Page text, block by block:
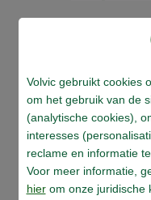
Volvic gebruikt cookies
om het gebruik van de
(analytische cookies),
interesses
reclame en informatie
Voor meer informatie,
hierom onze juridische